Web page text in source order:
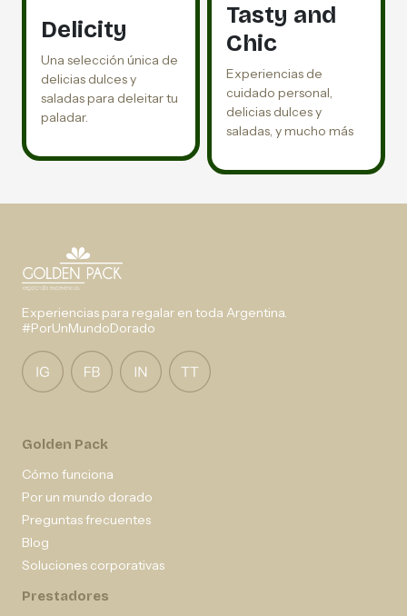
Delicity
Una selección única de
delicias dulces y
saladas para deleitar tu
paladar.
Tasty and
Chic
Experiencias de
cuidado personal,
delicias dulces y
saladas, y mucho más
Experiencias para regalar en toda Argentina.
#PorUnMundoDorado
Golden Pack
Cómo funciona
Por un mundo dorado
Preguntas frecuentes
Blog
Soluciones corporativas
Prestadores